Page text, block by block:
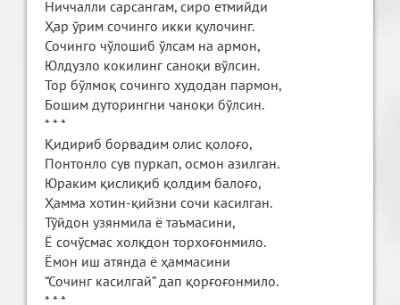
Ниччалли сaрсангам, сиро етмийди
Ҳар ўрим сочинго икки қулочинг.
Сочинго чўлошиб ўлсам на армон,
Юлдузло кокилинг саноқи вўлсин.
Тор бўлмоқ сочинго худодан пармон,
Бошим дуторингни чаноқи бўлсин.
* * *
Қидириб борвадим олис қолоғо,
Понтонло сув пуркап, осмон азилган.
Юраким қислиқиб қолдим балоғо,
Ҳамма хотин-қийзни сочи касилган.
Тўйдон узянмила ё таъмасини,
Ё сочўсмас холқдон торхоғонмило.
Ёмон иш атянда ё ҳаммасини
“Сочинг касилгай” дап қорғоғонмило.
* * *